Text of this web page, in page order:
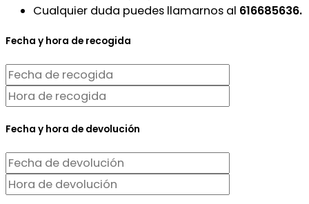
Cualquier duda puedes llamarnos al 616685636.
Fecha y hora de recogida
Fecha y hora de devolución